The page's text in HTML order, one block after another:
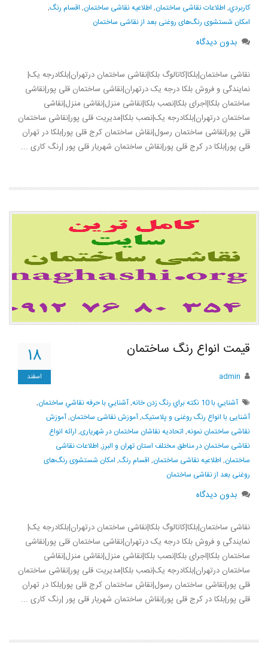
كاربردي, اطلاعات نقاشی ساختمان, اطلاعیه نقاشی ساختمان, اقسام رنگ,
امکان شستشوی رنگ‌های روغنی بعد از نقاشی ساختمان
بدون دیدگاه
نقاشی ساختمان|بلکا|کاتالوگ بلکا|نقاشی ساختمان درتهران|بلکادرجه یک|
نمایندگی و فروش بلکا درجه یک درتهران|نقاشی ساختمان قلی پور|نقاشی
ساختمان بلکا|اجرای بلکا|نصب بلکا|نقاشی منزل|نقاشی منزل|نقاشی
ساختمان درتهران|بلکادرجه یک|نصب بلکا|مدیریت قلی پور|نقاشی ساختمان
قلی پور|نقاشی ساختمان رسول|نقاش ساختمان کرج قلی پور|بلکا در تهران
قلی پور|بلکا در کرج قلی پور|نقاش ساختمان شهریار قلی پور |رنگ کاری ...
۱۸
اسفند
قیمت انواع رنگ ساختمان
admin
آشنايي با 10 نکته براي رنگ زدن خانه ,آشنايي با حرفه نقاشي ساختمان,
آشنایی با انواع رنگ روغنی و پلاستیک,آموزش نقاشی ساختمان,آموزش
نقاشی ساختمان نمونه, اتحادیه نقاشان ساختمان در شهریاری, ارائه انواع
نقاشی ساختمان در مناطق مختلف استان تهران و البرز, اطلاعات نقاشی
ساختمان, اطلاعیه نقاشی ساختمان, اقسام رنگ, امکان شستشوی رنگ‌های
روغنی بعد از نقاشی ساختمان
بدون دیدگاه
نقاشی ساختمان|بلکا|کاتالوگ بلکا|نقاشی ساختمان درتهران|بلکادرجه یک|
نمایندگی و فروش بلکا درجه یک درتهران|نقاشی ساختمان قلی پور|نقاشی
ساختمان بلکا|اجرای بلکا|نصب بلکا|نقاشی منزل|نقاشی منزل|نقاشی
ساختمان درتهران|بلکادرجه یک|نصب بلکا|مدیریت قلی پور|نقاشی ساختمان
قلی پور|نقاشی ساختمان رسول|نقاش ساختمان کرج قلی پور|بلکا در تهران
قلی پور|بلکا در کرج قلی پور|نقاش ساختمان شهریار قلی پور |رنگ کاری ...